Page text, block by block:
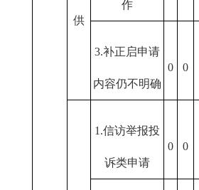
供
作
3.补正启申请
内容仍不明确
0 0
1.信访举报投
诉类申请
0 0